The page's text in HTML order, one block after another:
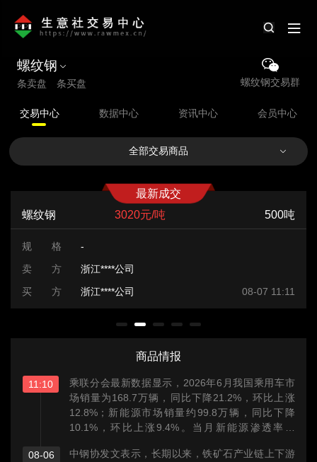
螺纹钢
条卖盘 条买盘 螺纹钢交易群
交易中心 数据中心 资讯中心 会员中心
全部交易商品
最新成交
螺纹钢
3020元/吨 500吨
规 格
-
卖 方
浙江****公司
买 方
浙江****公司 08-07 11:11
商品情报
11:10
乘联分会最新数据显示，2026年6月我国乘用车市
场销量为168.7万辆，同比下降21.2%，环比上涨
12.8%；新能源市场销量约99.8万辆，同比下降
10.1%，环比上涨9.4%。当月新能源渗透率达
08-06
中钢协发文表示，长期以来，铁矿石产业链上下游